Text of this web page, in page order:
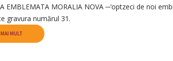
EMBLEMATA MORALIA NOVA ─‘optzeci de noi
gravura numărul 31.
MULT